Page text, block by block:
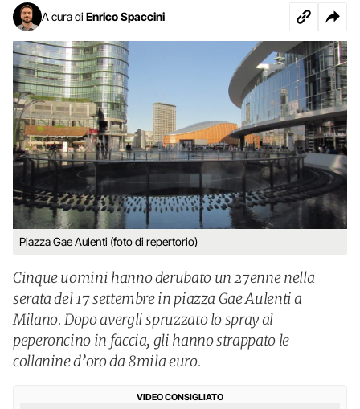
A cura di Enrico Spaccini
Piazza Gae Aulenti (foto di repertorio)
Cinque uomini hanno derubato un 27enne nella
serata del 17 settembre in piazza Gae Aulenti a
Milano. Dopo avergli spruzzato lo spray al
peperoncino in faccia, gli hanno strappato le
collanine d’oro da 8mila euro.
VIDEO CONSIGLIATO